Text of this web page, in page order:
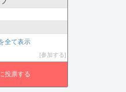
全て表示
参加する
投票する